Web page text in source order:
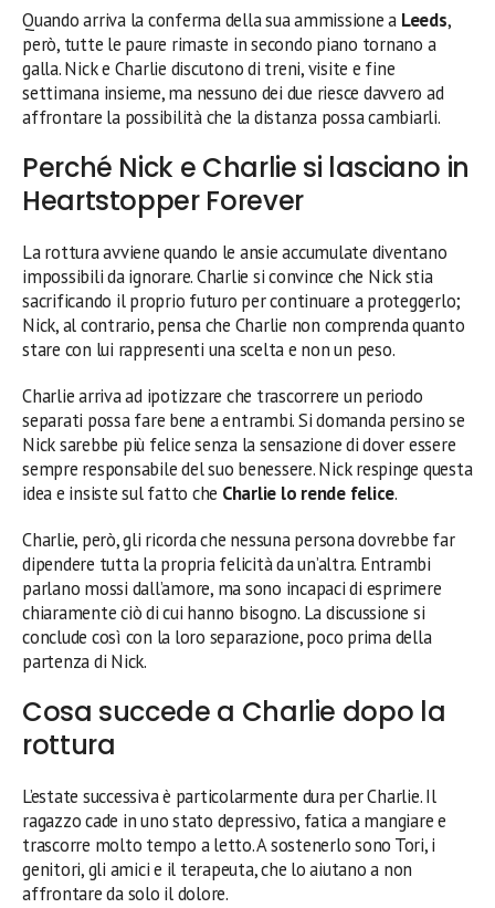
Quando arriva la conferma della sua ammissione a Leeds,
però, tutte le paure rimaste in secondo piano tornano a
galla. Nick e Charlie discutono di treni, visite e fine
settimana insieme, ma nessuno dei due riesce davvero ad
affrontare la possibilità che la distanza possa cambiarli.
Perché Nick e Charlie si lasciano in
Heartstopper Forever
La rottura avviene quando le ansie accumulate diventano
impossibili da ignorare. Charlie si convince che Nick stia
sacrificando il proprio futuro per continuare a proteggerlo;
Nick, al contrario, pensa che Charlie non comprenda quanto
stare con lui rappresenti una scelta e non un peso.
Charlie arriva ad ipotizzare che trascorrere un periodo
separati possa fare bene a entrambi. Si domanda persino se
Nick sarebbe più felice senza la sensazione di dover essere
sempre responsabile del suo benessere. Nick respinge questa
idea e insiste sul fatto che Charlie lo rende felice.
Charlie, però, gli ricorda che nessuna persona dovrebbe far
dipendere tutta la propria felicità da un’altra. Entrambi
parlano mossi dall’amore, ma sono incapaci di esprimere
chiaramente ciò di cui hanno bisogno. La discussione si
conclude così con la loro separazione, poco prima della
partenza di Nick.
Cosa succede a Charlie dopo la
rottura
L’estate successiva è particolarmente dura per Charlie. Il
ragazzo cade in uno stato depressivo, fatica a mangiare e
trascorre molto tempo a letto. A sostenerlo sono Tori, i
genitori, gli amici e il terapeuta, che lo aiutano a non
affrontare da solo il dolore.